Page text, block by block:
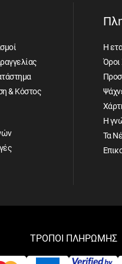
& Κόστος
Η
Η
Τα
ΤΡΟΠΟΙ ΠΛΗΡΩΜΗΣ